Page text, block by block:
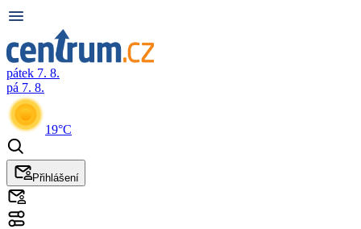
pátek 7. 8.
pá 7. 8.
19°C
Přihlášení